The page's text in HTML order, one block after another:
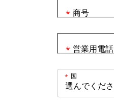
商号
*
営業用電話
*
国
*